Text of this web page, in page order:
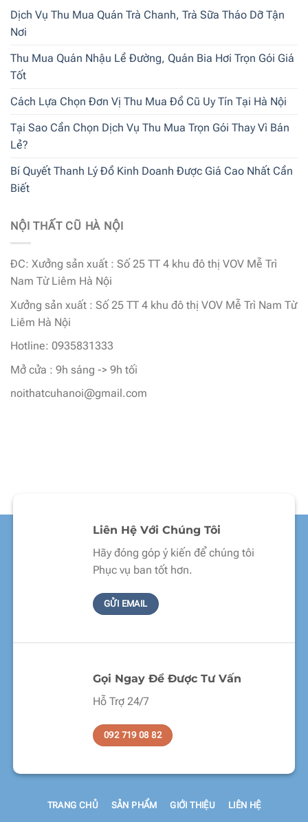
Dịch Vụ Thu Mua Quán Trà Chanh, Trà Sữa Tháo Dỡ Tận
Nơi
Thu Mua Quán Nhậu Lề Đường, Quán Bia Hơi Trọn Gói Giá
Tốt
Cách Lựa Chọn Đơn Vị Thu Mua Đồ Cũ Uy Tín Tại Hà Nội
Tại Sao Cần Chọn Dịch Vụ Thu Mua Trọn Gói Thay Vì Bán
Lẻ?
Bí Quyết Thanh Lý Đồ Kinh Doanh Được Giá Cao Nhất Cần
Biết
NỘI THẤT CŨ HÀ NỘI
ĐC: Xưởng sản xuất : Số 25 TT 4 khu đô thị VOV Mễ Trì
Nam Từ Liêm Hà Nội
Xưởng sản xuất : Số 25 TT 4 khu đô thị VOV Mễ Trì Nam Từ
Liêm Hà Nội
Hotline: 0935831333
Mở cửa : 9h sáng -> 9h tối
noithatcuhanoi@gmail.com
Liên Hệ Với Chúng Tôi
Hãy đóng góp ý kiến để chúng tôi
Phục vụ ban tốt hơn.
GỬI EMAIL
Gọi Ngay Để Được Tư Vấn
Hỗ Trợ 24/7
092 719 08 82
TRANG CHỦ SẢN PHẨM GIỚI THIỆU LIÊN HỆ